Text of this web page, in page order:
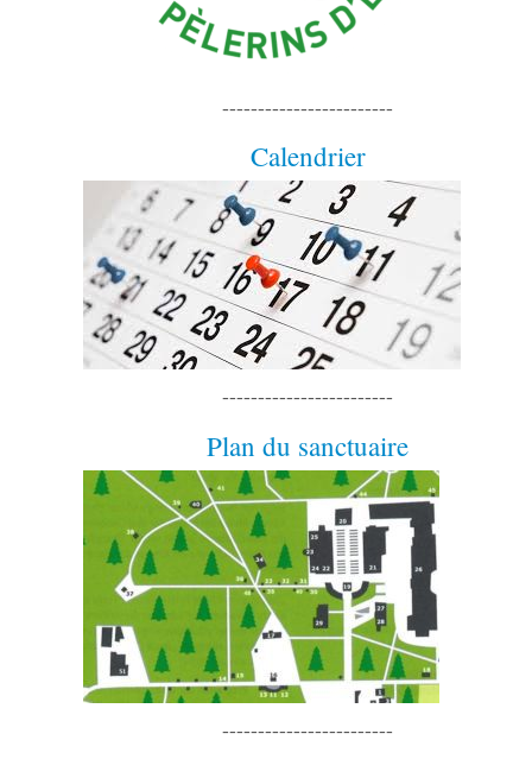
------------------------
Calendrier
------------------------
Plan du sanctuaire
------------------------